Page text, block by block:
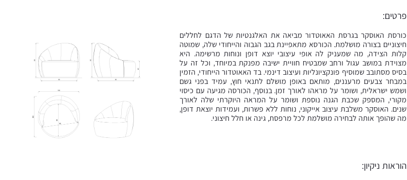
פרטים:
כורסת האוסקר בגרסת האאוטדור מביאה את האלגנטיות של הדגם לחללים
חיצוניים בצורה מושלמת. הכורסא מתאפיינת בגב הגבוה והייחודי שלה, שמוטה
קלות הצידה, מה שמעניק לה אופי עיצובי יוצא דופן ונוחות מרשימה. היא
מצוידת במושב עגול ורחב שמבטיח חוויית ישיבה מפנקת במיוחד, וכל זה על
בסיס מסתובב שמוסיף פונקציונליות ועיצוב דינמי. בד האאוטדור הייחודי, הזמין
במבחר צבעים מרעננים, מותאם באופן מושלם לתנאי חוץ, עמיד בפני גשם
ושמש ישראלית, ושומר על מראהו לאורך זמן. בנוסף, הכורסה מגיעה עם כיסוי
מקורי, המספק שכבת הגנה נוספת ושומר על המראה היוקרתי שלה לאורך
שנים. האוסקר משלבת עיצוב אייקוני, נוחות ללא פשרות, ועמידות יוצאת דופן,
מה שהופך אותה לבחירה מושלמת לכל מרפסת, גינה או חלל חיצוני.
הוראות ניקיון: